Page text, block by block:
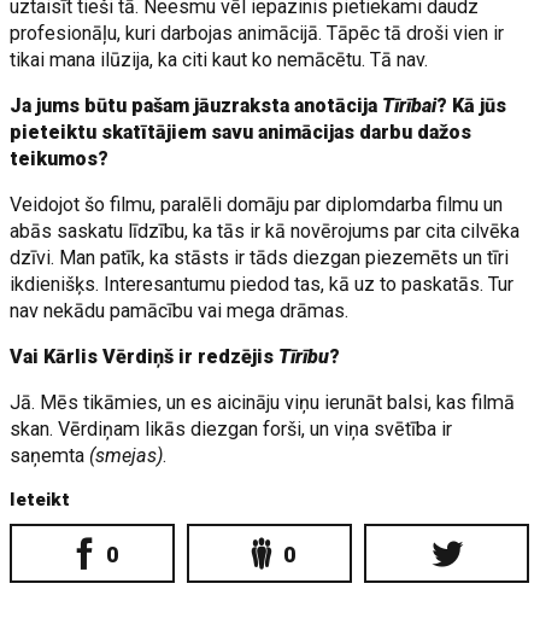
uztaisīt tieši tā. Neesmu vēl iepazinis pietiekami daudz
profesionāļu, kuri darbojas animācijā. Tāpēc tā droši vien ir
tikai mana ilūzija, ka citi kaut ko nemācētu. Tā nav.
Ja jums būtu pašam jāuzraksta anotācija Tīrībai? Kā jūs
pieteiktu skatītājiem savu animācijas darbu dažos
teikumos?
Veidojot šo filmu, paralēli domāju par diplomdarba filmu un
abās saskatu līdzību, ka tās ir kā novērojums par cita cilvēka
dzīvi. Man patīk, ka stāsts ir tāds diezgan piezemēts un tīri
ikdienišķs. Interesantumu piedod tas, kā uz to paskatās. Tur
nav nekādu pamācību vai mega drāmas.
Vai Kārlis Vērdiņš ir redzējis Tīrību?
Jā. Mēs tikāmies, un es aicināju viņu ierunāt balsi, kas filmā
skan. Vērdiņam likās diezgan forši, un viņa svētība ir
saņemta (smejas).
Ieteikt
0 0